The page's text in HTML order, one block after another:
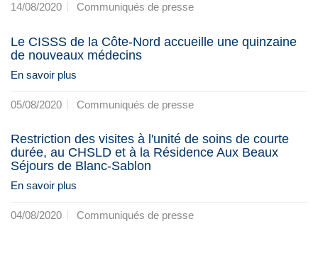
14/08/2020 Communiqués de presse
Le CISSS de la Côte-Nord accueille une quinzaine
de nouveaux médecins
En savoir plus
05/08/2020 Communiqués de presse
Restriction des visites à l'unité de soins de courte
durée, au CHSLD et à la Résidence Aux Beaux
Séjours de Blanc-Sablon
En savoir plus
04/08/2020 Communiqués de presse